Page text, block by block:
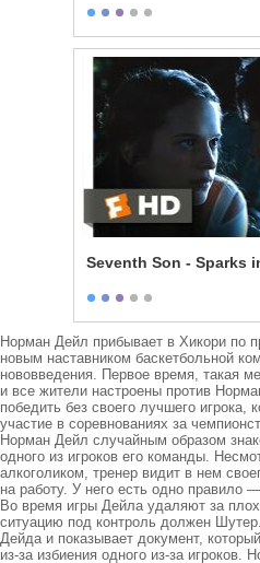
Seventh Son - Sparks
Норман Дейл прибывает в Хикори по
новым наставником баскетбольной
нововведения. Первое время, такая
и все жители настроены против
победить без своего лучшего игрока,
участие в соревнованиях за
Норман Дейл случайным образом
одного из игроков его команды.
алкоголиком, тренер видит в нем
на работу. У него есть одно правило
Во время игры Дейла удаляют за
ситуацию под контроль должен
Дейда и показывает документ,
из-за избиения одного из-за